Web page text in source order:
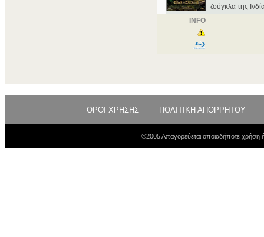
ζούγκλα της
INFO
ΟΡΟΙ ΧΡΗΣΗΣ ΠΟΛΙΤΙΚΗ ΑΠΟΡΡΗΤΟΥ
©2005 Απαγορεύεται οποιαδήποτε χρήση